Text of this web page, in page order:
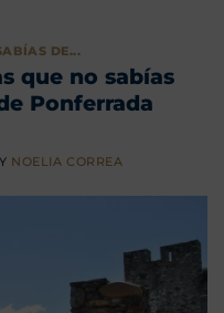
DE...
que no sabías
Ponferrada
NOELIA CORREA